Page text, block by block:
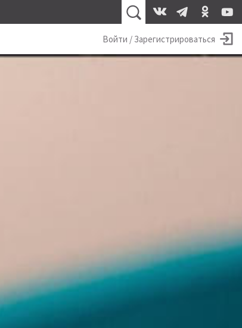
Войти / Зарегистрироваться